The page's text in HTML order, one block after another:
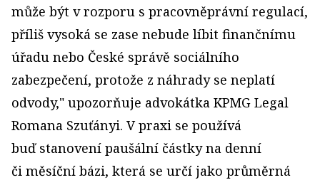
může být v rozporu s pracovněprávní regulací,
příliš vysoká se zase nebude líbit finančnímu
úřadu nebo České správě sociálního
zabezpečení, protože z náhrady se neplatí
odvody," upozorňuje advokátka KPMG Legal
Romana Szuťányi. V praxi se používá
buď stanovení paušální částky na denní
či měsíční bázi, která se určí jako průměrná